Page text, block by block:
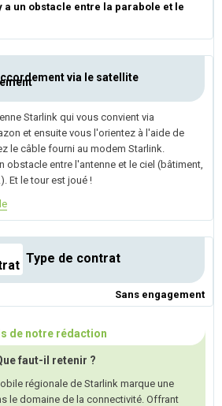
a un obstacle entre la parabole et le
via le satellite
Starlink qui vous convient via
et ensuite vous l'orientez à l'aide de
le câble fourni au modem Starlink.
obstacle entre l'antenne et le ciel (bâtiment,
Et le tour est joué !
Type de contrat
Sans engagement
de notre rédaction
faut-il retenir ?
régionale de Starlink marque une
le domaine de la connectivité. Offrant